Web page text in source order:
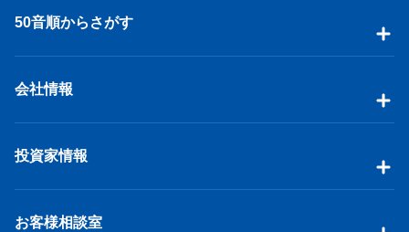
50音順からさがす
会社情報
投資家情報
お客様相談室